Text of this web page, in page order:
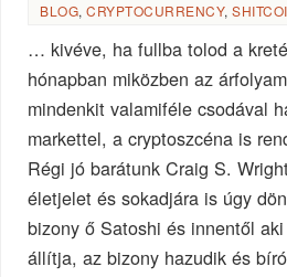
BLOG,CRYPTOCURRENCY,
… kivéve, ha fullba tolod a
hónapban miközben az
mindenkit valamiféle csodával
markettel, a cryptoszcéna is
Régi jó barátunk Craig S.
életjelet és sokadjára is úgy
bizony ő Satoshi és innentől
állítja, az bizony hazudik és